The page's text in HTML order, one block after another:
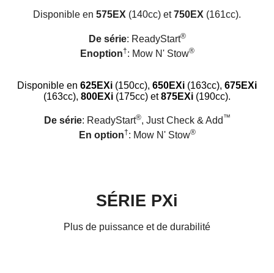
Disponible en 575EX (140cc) et750EX (161cc).
De série: ReadyStart®
Enoption†: Mow N' Stow®
Disponible en 625EXi (150cc), 650EXi (163cc), 675EXi
(163cc), 800EXi (175cc) et875EXi (190cc).
De série: ReadyStart®, Just Check & Add ™
En option†: Mow N' Stow®
SÉRIE PXi
Plus de puissance et de durabilité